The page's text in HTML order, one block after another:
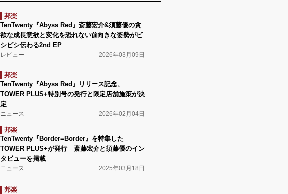
邦楽
TenTwenty『Abyss Red』斎藤宏介&須藤優の貪
欲な成長意欲と変化を恐れない前向きな姿勢がビ
シビシ伝わる2nd EP
レビュー 2026年03月09日
邦楽
TenTwenty『Abyss Red』リリース記念、
TOWER PLUS+特別号の発行と限定店舗施策が決
定
ニュース 2026年02月04日
邦楽
TenTwenty『Border=Border』を特集した
TOWER PLUS+が発行 斎藤宏介と須藤優のイン
タビューを掲載
ニュース 2025年03月18日
邦楽